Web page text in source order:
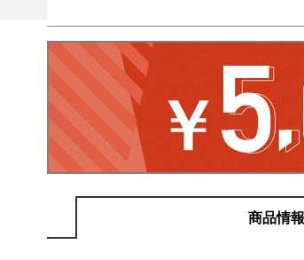
商品情報